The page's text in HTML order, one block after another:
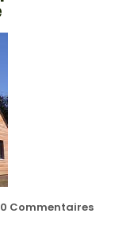
0 Commentaires